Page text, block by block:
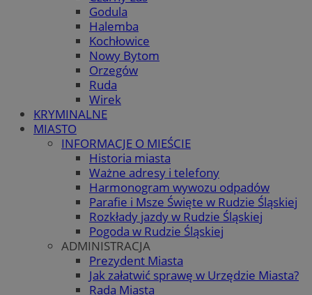
Godula
Halemba
Kochłowice
Nowy Bytom
Orzegów
Ruda
Wirek
KRYMINALNE
MIASTO
INFORMACJE O MIEŚCIE
Historia miasta
Ważne adresy i telefony
Harmonogram wywozu odpadów
Parafie i Msze Święte w Rudzie Śląskiej
Rozkłady jazdy w Rudzie Śląskiej
Pogoda w Rudzie Śląskiej
ADMINISTRACJA
Prezydent Miasta
Jak załatwić sprawę w Urzędzie Miasta?
Rada Miasta